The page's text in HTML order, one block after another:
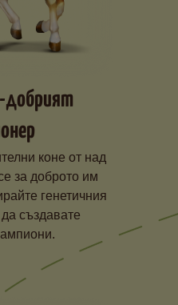
добрият
коне от над
за доброто им
генетичния
създавате